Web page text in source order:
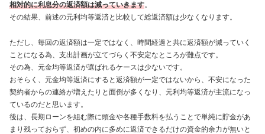
相対的に利息分の返済額は減っていきます。
その結果、前述の元利均等返済と比較して総返済額は少なくなります。
ただし、毎回の返済額は一定ではなく、時間経過と共に返済額が減っていく
ことになる為、支出計画が立てづらく不安定なところが難点です。
その為、元金均等返済が選ばれるケースは少ないです。
おそらく、元金均等返済にすると返済額が一定ではないから、不安になった
契約者からの連絡が増えたりと面倒が多くなり、元利均等返済が主流になっ
ているのだと思います。
後は、長期ローンを組む際に頭金や各種手数料を払うことで単純に貯金があ
まり残っておらず、初めの内に多めに返済できるだけの資金的余力が無いと